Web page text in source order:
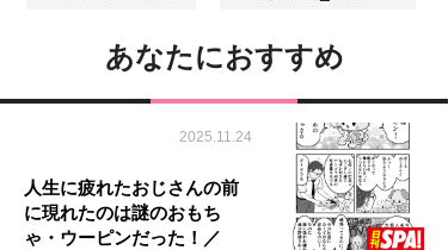
あなたにおすすめ
2025.11.24
人生に疲れたおじさんの前
に現れたのは謎のおもち
ゃ・ウーピンだった！／